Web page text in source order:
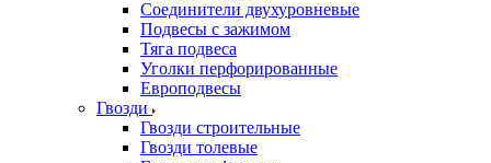
Соединители двухуровневые
Подвесы с зажимом
Тяга подвеса
Уголки перфорированные
Европодвесы
Гвозди
Гвозди строительные
Гвозди толевые